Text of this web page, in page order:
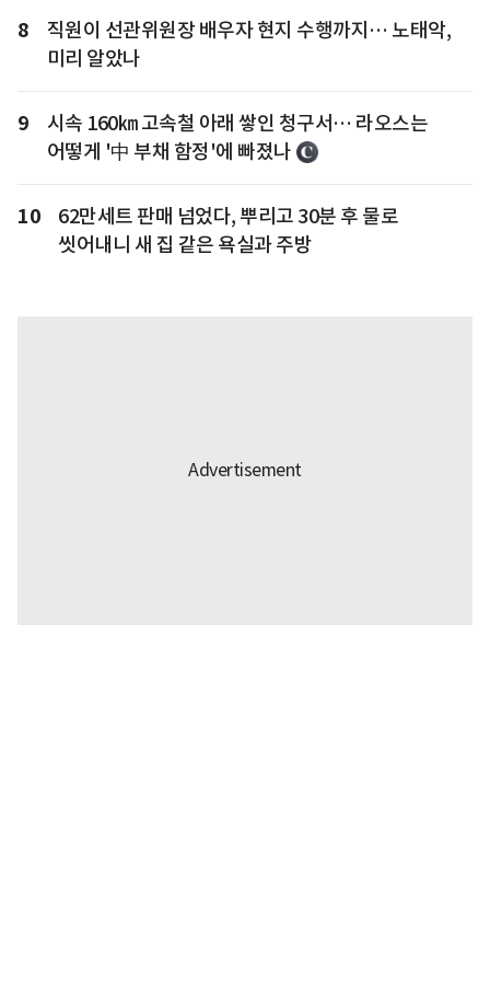
8
직원이 선관위원장 배우자 현지 수행까지… 노태악,
미리 알았나
9
시속 160㎞ 고속철 아래 쌓인 청구서… 라오스는
어떻게 '中 부채 함정'에 빠졌나
10
62만세트 판매 넘었다, 뿌리고 30분 후 물로
씻어내니 새 집 같은 욕실과 주방